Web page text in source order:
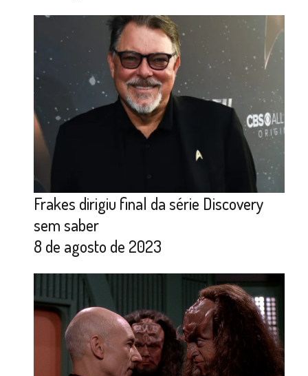
Frakes dirigiu final da série Discovery
sem saber
8 de agosto de 2023